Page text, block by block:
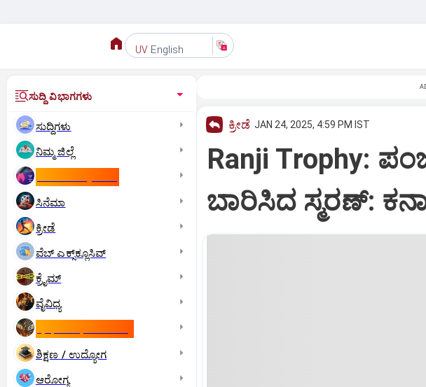
UV English
ಸುದ್ದಿ ವಿಭಾಗಗಳು
ಸುದ್ದಿಗಳು
ನಿಮ್ಮ ಜಿಲ್ಲೆ
ಸಿನೆಮಾ
ಕ್ರೀಡೆ
ವೆಬ್ ಎಕ್ಸ್‌ಕ್ಲೂಸಿವ್
ಕ್ರೈಮ್
ವೈವಿಧ್ಯ
ಶಿಕ್ಷಣ / ಉದ್ಯೋಗ
ಆರೋಗ್ಯ
ಕ್ರೀಡೆ JAN 24, 2025, 4:59 PM IST
Ranji Trophy:
ಬಾರಿಸಿದ ಸ್ಮರಣ್:‌